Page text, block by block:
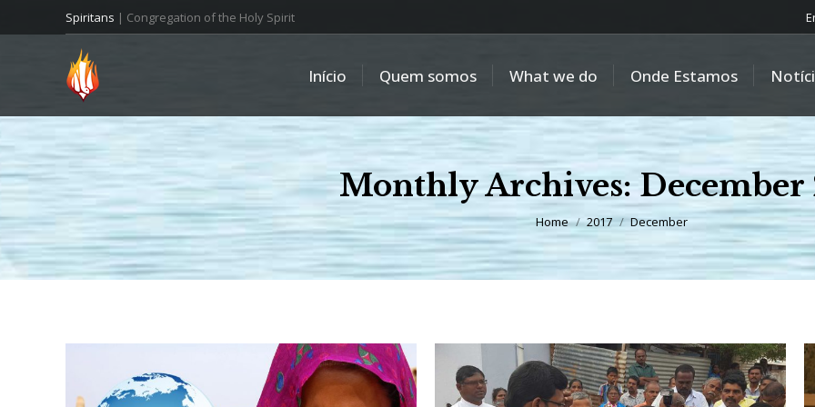
Spiritans | Congregation of the Holy Spirit
Início Quem somos What we do Onde Estamos
Monthly Archives:December
You are here:
Home 2017 December